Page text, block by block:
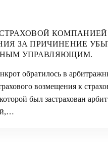
КОМПАНИЕЙ
ЗА ПРИЧИНЕНИЕ
УПРАВЛЯЮЩИМ.
обратилось в
возмещения к
был застрахован